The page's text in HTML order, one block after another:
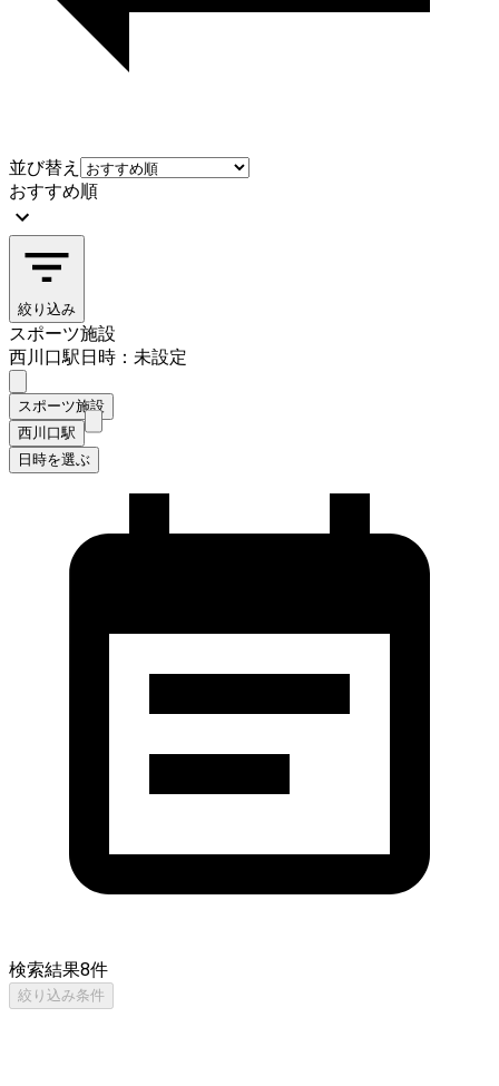
並び替え
おすすめ順
絞り込み
スポーツ施設
西川口駅日時：未設定
スポーツ施設
西川口駅
日時を選ぶ
検索結果8件
絞り込み条件